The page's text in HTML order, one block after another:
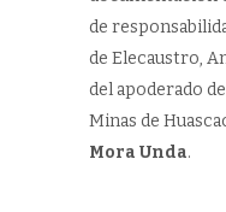
de
de Elecaustro,
del apoderado
Minas de
Mora Unda.